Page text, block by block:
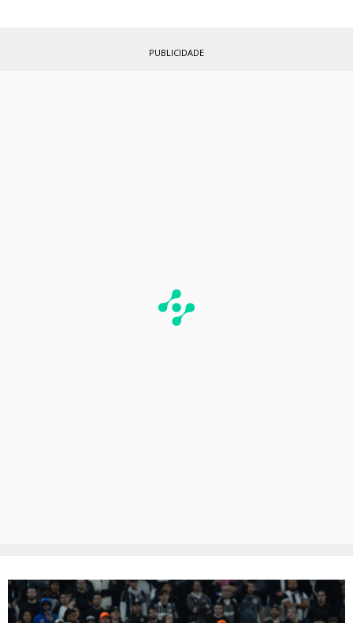
PUBLICIDADE